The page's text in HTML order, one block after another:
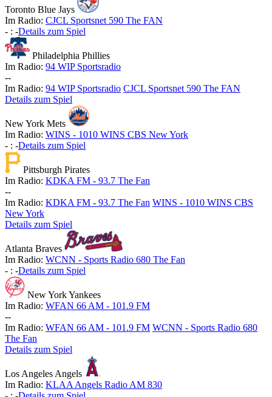
Toronto Blue Jays
Im Radio: CJCL Sportsnet 590 The FAN
- : -Details zum Spiel
Philadelphia Phillies
Im Radio: 94 WIP Sportsradio
--
Im Radio: 94 WIP Sportsradio CJCL Sportsnet 590 The FAN
Details zum Spiel
New York Mets
Im Radio: WINS - 1010 WINS CBS New York
- : -Details zum Spiel
Pittsburgh Pirates
Im Radio: KDKA FM - 93.7 The Fan
--
Im Radio: KDKA FM - 93.7 The Fan WINS - 1010 WINS CBS
New York
Details zum Spiel
Atlanta Braves
Im Radio: WCNN - Sports Radio 680 The Fan
- : -Details zum Spiel
New York Yankees
Im Radio: WFAN 66 AM - 101.9 FM
--
Im Radio: WFAN 66 AM - 101.9 FM WCNN - Sports Radio 680
The Fan
Details zum Spiel
Los Angeles Angels
Im Radio: KLAA Angels Radio AM 830